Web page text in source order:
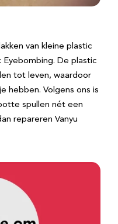
van kleine plastic
De plastic
tot leven, waardoor
hebben. Volgens ons is
spullen nét een
repareren Vanyu